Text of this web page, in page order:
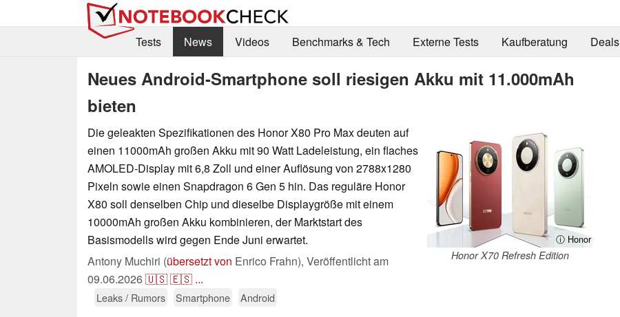
Tests
News Videos Benchmarks & Tech Externe Tests Kaufberatung Deals
Neues Android-Smartphone soll riesigen Akku mit 11.000mAh
bieten
ⓘ Honor
Honor X70 Refresh Edition
Die geleakten Spezifikationen des Honor X80 Pro Max deuten auf
einen 11000mAh großen Akku mit 90 Watt Ladeleistung, ein flaches
AMOLED-Display mit 6,8 Zoll und einer Auflösung von 2788x1280
Pixeln sowie einen Snapdragon 6 Gen 5 hin. Das reguläre Honor
X80 soll denselben Chip und dieselbe Displaygröße mit einem
10000mAh großen Akku kombinieren, der Marktstart des
Basismodells wird gegen Ende Juni erwartet.
Antony Muchiri (übersetzt von Enrico Frahn), Veröffentlicht am
09.06.2026🇺🇸🇪🇸 ...
Leaks / Rumors Smartphone Android